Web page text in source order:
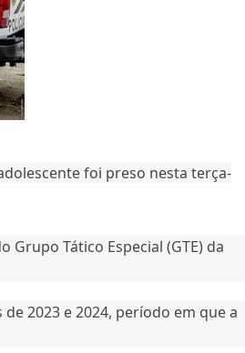
foi preso nesta terça-
Tático Especial (GTE) da
2023 e 2024, período em que a